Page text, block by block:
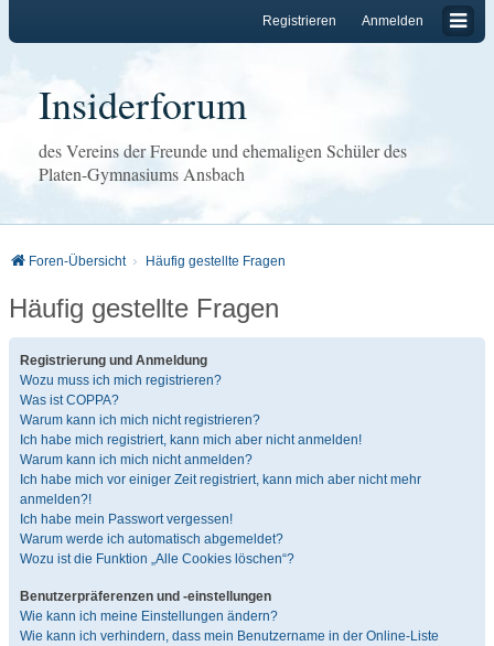
Anmelden
Registrieren
Insiderforum
des Vereins der Freunde und ehemaligen Schüler des
Platen-Gymnasiums Ansbach
Foren-Übersicht Häufig gestellte Fragen
Häufig gestellte Fragen
Registrierung und Anmeldung
Wozu muss ich mich registrieren?
Was ist COPPA?
Warum kann ich mich nicht registrieren?
Ich habe mich registriert, kann mich aber nicht anmelden!
Warum kann ich mich nicht anmelden?
Ich habe mich vor einiger Zeit registriert, kann mich aber nicht mehr
anmelden?!
Ich habe mein Passwort vergessen!
Warum werde ich automatisch abgemeldet?
Wozu ist die Funktion „Alle Cookies löschen“?
Benutzerpräferenzen und -einstellungen
Wie kann ich meine Einstellungen ändern?
Wie kann ich verhindern, dass mein Benutzername in der Online-Liste